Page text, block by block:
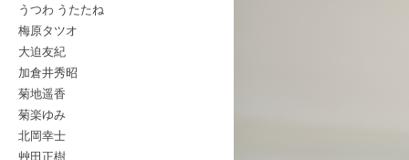
うつわ うたたね
梅原タツオ
大迫友紀
加倉井秀昭
菊地遥香
菊楽ゆみ
北岡幸士
艸田正樹